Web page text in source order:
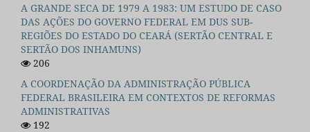
A GRANDE SECA DE 1979 A 1983: UM ESTUDO DE CASO
DAS AÇÕES DO GOVERNO FEDERAL EM DUS SUB-
REGIÕES DO ESTADO DO CEARÁ (SERTÃO CENTRAL E
SERTÃO DOS INHAMUNS)
206
A COORDENAÇÃO DA ADMINISTRAÇÃO PÚBLICA
FEDERAL BRASILEIRA EM CONTEXTOS DE REFORMAS
ADMINISTRATIVAS
192